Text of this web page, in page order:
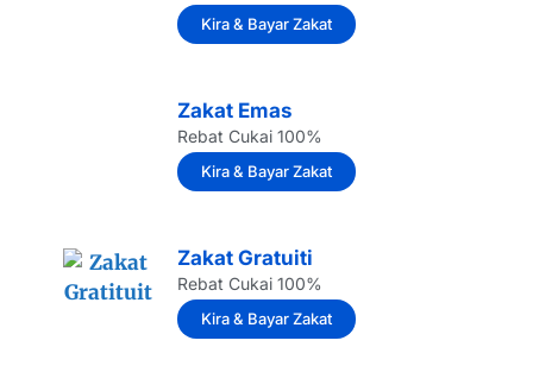
Kira & Bayar Zakat
Zakat Emas
Rebat Cukai 100%
Kira & Bayar Zakat
Zakat Gratuiti
Rebat Cukai 100%
Kira & Bayar Zakat